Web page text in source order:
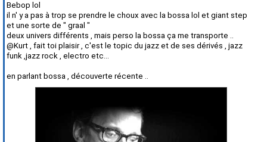
Bebop lol
il n' y a pas à trop se prendre le choux avec la bossa lol et giant step
et une sorte de " graal "
deux univers différents , mais perso la bossa ça me transporte ..
@Kurt , fait toi plaisir , c'est le topic du jazz et de ses dérivés , jazz
funk ,jazz rock , electro etc...
en parlant bossa , découverte récente ..